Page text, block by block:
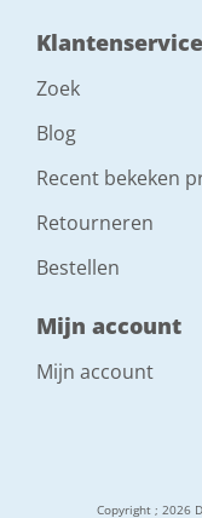
Klantenservice
Zoek
Blog
Recent bekeken
Retourneren
Bestellen
Mijn account
Mijn account
Copyright ; 2026